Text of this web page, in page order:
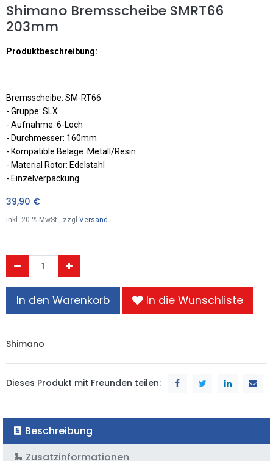
Shimano Bremsscheibe SMRT66
203mm
Produktbeschreibung:
Bremsscheibe: SM-RT66
- Gruppe: SLX
- Aufnahme: 6-Loch
- Durchmesser: 160mm
- Kompatible Beläge: Metall/Resin
- Material Rotor: Edelstahl
- Einzelverpackung
39,90 €
inkl. 20 % MwSt., zzgl Versand
In den Warenkorb In die Wunschliste
Shimano
Dieses Produkt mit Freunden teilen:
Beschreibung
Zusatzinformationen